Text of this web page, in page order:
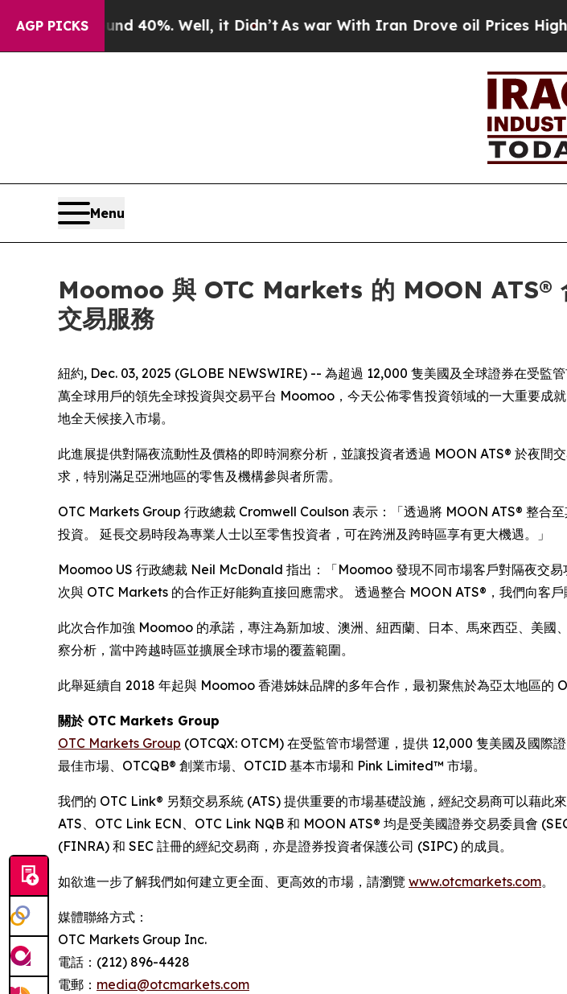
AGP PICKS
Around 40%. Well, it Didn’t As war With Iran Drove oil Prices Higher,
Menu
Moomoo 與 OTC Markets 的 MOON ATS®
交易服務
紐約, Dec. 03, 2025 (GLOBE NEWSWIRE) -- 為超過 12,000 隻美國及全球證券在受
萬全球用戶的領先全球投資與交易平台 Moomoo，今天公佈零售投資領域的一大重要
地全天候接入市場。
此進展提供對隔夜流動性及價格的即時洞察分析，並讓投資者透過 MOON ATS® 於夜
求，特別滿足亞洲地區的零售及機構參與者所需。
OTC Markets Group 行政總裁 Cromwell Coulson 表示：「透過將 MOON ATS® 整合
投資。 延長交易時段為專業人士以至零售投資者，可在跨洲及跨時區享有更大機遇。」
Moomoo US 行政總裁 Neil McDonald 指出：「Moomoo 發現不同市場客戶對隔夜交
次與 OTC Markets 的合作正好能夠直接回應需求。 透過整合 MOON ATS®，我們向客
此次合作加強 Moomoo 的承諾，專注為新加坡、澳洲、紐西蘭、日本、馬來西亞、美
察分析，當中跨越時區並擴展全球市場的覆蓋範圍。
此舉延續自 2018 年起與 Moomoo 香港姊妹品牌的多年合作，最初聚焦於為亞太地區的
關於 OTC Markets Group
OTC Markets Group (OTCQX: OTCM) 在受監管市場營運，提供 12,000 隻美國及國際
最佳市場、OTCQB® 創業市場、OTCID 基本市場和 Pink Limited™ 市場。
我們的 OTC Link® 另類交易系統 (ATS) 提供重要的市場基礎設施，經紀交易商可以藉
ATS、OTC Link ECN、OTC Link NQB 和 MOON ATS® 均是受美國證券交易委員會
(FINRA) 和 SEC 註冊的經紀交易商，亦是證券投資者保護公司 (SIPC) 的成員。
如欲進一步了解我們如何建立更全面、更高效的市場，請瀏覽 www.otcmarkets.com。
媒體聯絡方式：
OTC Markets Group Inc.
電話：(212) 896-4428
電郵： media@otcmarkets.com